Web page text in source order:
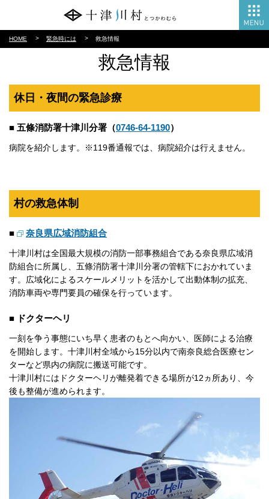
HOME 緊急時には 救急情報
救急情報
休日・夜間の緊急診療
■ 五條消防署十津川分署（0746-64-1190）
病院を紹介します。※119番通報では、病院紹介は行えません。
村の救急体制
■ 奈良県広域消防組合
十津川村は全国最大規模の消防一部事務組合である奈良県広域消
防組合に所属し、五條消防署十津川分署の管轄下におかれていま
す。広域化によるスケールメリットを活かして出動体制の拡充、
消防車両や専門要員の確保を行っています。
■ ドクターヘリ
一刻を争う事態にいち早く患者のもとへ向かい、医師による治療
を開始します。十津川村全域から15分以内で南奈良総合医療セン
ターなど県内の病院に搬送可能です。
十津川村にはドクターヘリが離発着できる場所が12ヵ所あり、今
後も整備が進められます。